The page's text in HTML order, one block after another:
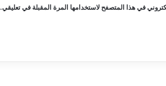
في هذا المتصفح لاستخدامها المرة المقبلة في تعليقي.